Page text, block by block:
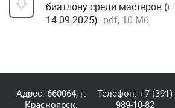
биатлону среди мастеров
14.09.2025) pdf, 10 Мб
Адрес: 660064, г.
Красноярск,
Телефон:+7 (391)
989-10-82